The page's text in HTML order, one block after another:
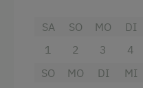
Haarföhn
Fernseher
Gitterbett
SA
1
SO
2
MO
3
DI
4
SO
MO
DI
MI